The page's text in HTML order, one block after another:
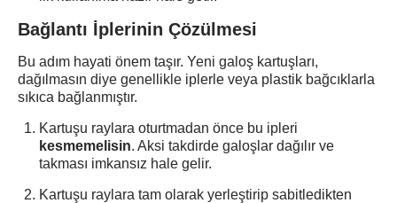
Bağlantı İplerinin Çözülmesi
Bu adım hayati önem taşır. Yeni galoş kartuşları,
dağılmasın diye genellikle iplerle veya plastik bağcıklarla
sıkıca bağlanmıştır.
Kartuşu raylara oturtmadan önce bu ipleri
kesmemelisin. Aksi takdirde galoşlar dağılır ve
takması imkansız hale gelir.
Kartuşu raylara tam olarak yerleştirip sabitledikten